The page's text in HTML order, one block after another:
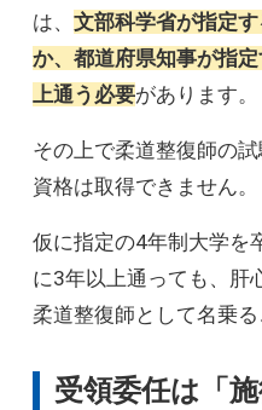
は、 文部科学省が指定
か、都道府県知事が指
上通う必要があります。
その上で柔道整復師の
資格は取得できません。
仮に指定の4年制大学を
に3年以上通っても、肝
柔道整復師として名乗る
受領委任は「